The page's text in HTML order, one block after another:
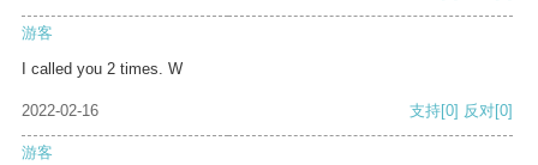
游客
I called you 2 times. W
2022-02-16 支持[0] 反对[0]
游客